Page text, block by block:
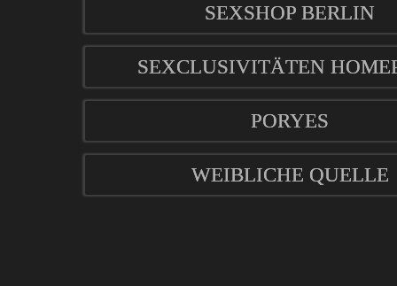
SEXSHOP BERLIN
SEXCLUSIVITÄTEN
PORYES
WEIBLICHE QUELLE